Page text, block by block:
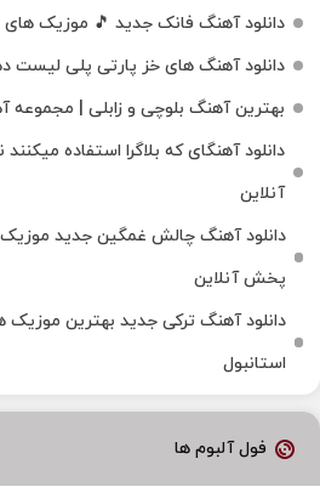
دانلود آهنگ فانک جدید 🎵 موزیک‌
دانلود آهنگ های خز پارتی پلی لیست دهه
بهترین آهنگ بلوچی و زابلی |
دانلود آهنگای که بلاگرا استفاده
آنلاین
دانلود آهنگ چالش غمگین جدید
پخش آنلاین
دانلود آهنگ ترکی جدید بهترین موزیک‌
استانبول
فول آلبوم ها